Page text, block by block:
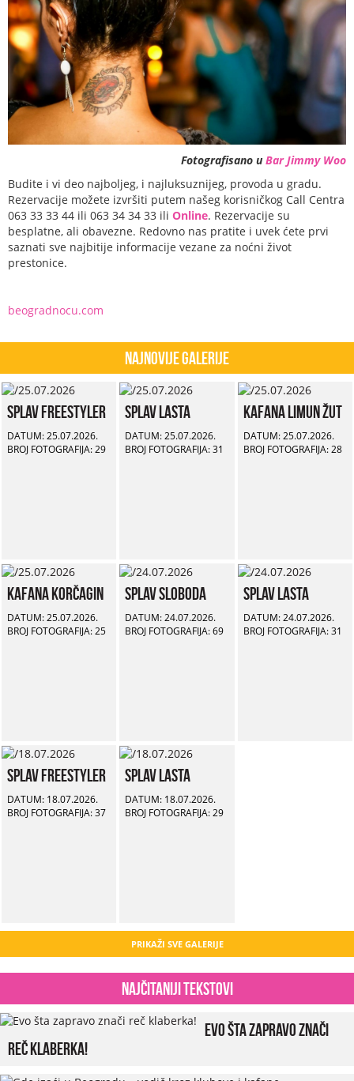
Fotografisano uBar Jimmy Woo
Budite i vi deo najboljeg, i najluksuznijeg, provoda u gradu.
Rezervacije možete izvršiti putem našeg korisničkog Call Centra
063 33 33 44 ili 063 34 34 33 ili Online. Rezervacije su
besplatne, ali obavezne. Redovno nas pratite i uvek ćete prvi
saznati sve najbitije informacije vezane za noćni život
prestonice.
beogradnocu.com
Najnovije Galerije
Splav Freestyler
DATUM: 25.07.2026.
BROJ FOTOGRAFIJA: 29
Splav Lasta
DATUM: 25.07.2026.
BROJ FOTOGRAFIJA: 31
Kafana Limun Žut
DATUM: 25.07.2026.
BROJ FOTOGRAFIJA: 28
Kafana Korčagin
DATUM: 25.07.2026.
BROJ FOTOGRAFIJA: 25
Splav Sloboda
DATUM: 24.07.2026.
BROJ FOTOGRAFIJA: 69
Splav Lasta
DATUM: 24.07.2026.
BROJ FOTOGRAFIJA: 31
Splav Freestyler
DATUM: 18.07.2026.
BROJ FOTOGRAFIJA: 37
Splav Lasta
DATUM: 18.07.2026.
BROJ FOTOGRAFIJA: 29
PRIKAŽI SVE GALERIJE
Najčitaniji tekstovi
Evo šta zapravo znači
reč klaberka!